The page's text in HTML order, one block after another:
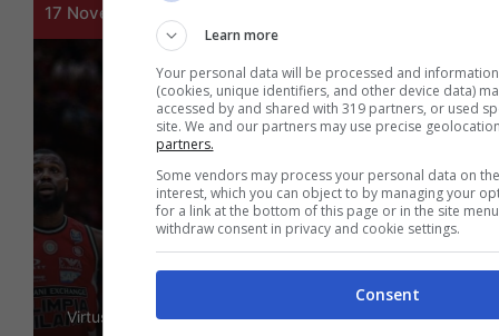
17 Novembre 2022 - 20:16
Virtus
Learn more
Your personal data will be processed and
(cookies, unique identifiers, and other device data)
accessed by and shared with 319 partners, or used
site. We and our partners may use precise
partners.
Some vendors may process your personal data on
interest, which you can object to by managing your
for a link at the bottom of this page or in the site
withdraw consent in privacy and cookie settings.
Consent